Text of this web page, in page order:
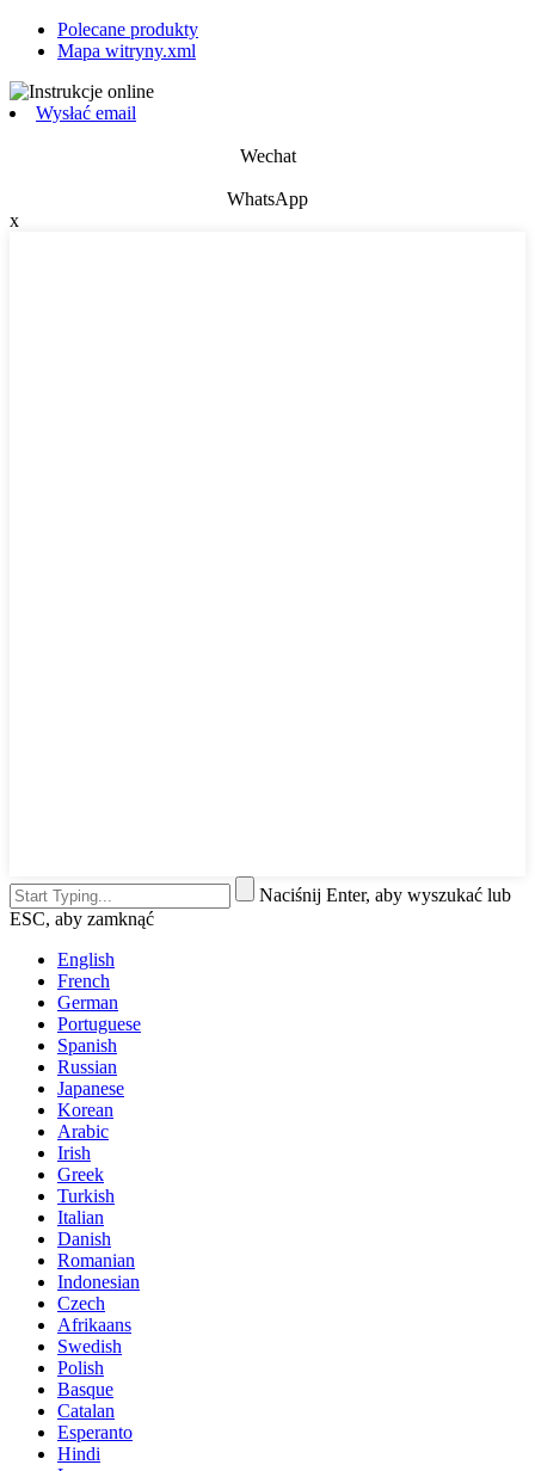
Polecane produkty
Mapa witryny.xml
Wysłać email
Wechat
WhatsApp
x
Naciśnij Enter, aby wyszukać lub
ESC, aby zamknąć
English
French
German
Portuguese
Spanish
Russian
Japanese
Korean
Arabic
Irish
Greek
Turkish
Italian
Danish
Romanian
Indonesian
Czech
Afrikaans
Swedish
Polish
Basque
Catalan
Esperanto
Hindi